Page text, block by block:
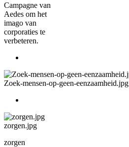
Campagne van
Aedes om het
imago van
corporaties te
verbeteren.
Zoek-mensen-op-geen-eenzaamheid.jpg
zorgen.jpg
zorgen